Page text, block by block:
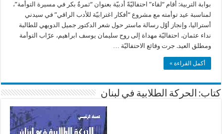
بوابة التربية: أقام “لقاء” احتفاليّةً أدبيّة بعنوان “ثمرةٌ بكر في مسيرة التوأمة”،
لمناسبة عيد توأمته مع مشروع “أفكار اغترابيّة للأدب الراقي” في سيدني
أستراليا، وإنجاز أوّل رسالة ماستر حول شعر الدكتور جميل الدويهي للطالبة
نداء عثمان. احتفاليّة مهداة إلى روح سليمان يوسف ابراهيم، عرّاب التوأمة
ومطلق العيد. جرت وقائع الاحتفاليّة …
أكمل القراءة »
كتاب: الحركة الطلابية في لبنان